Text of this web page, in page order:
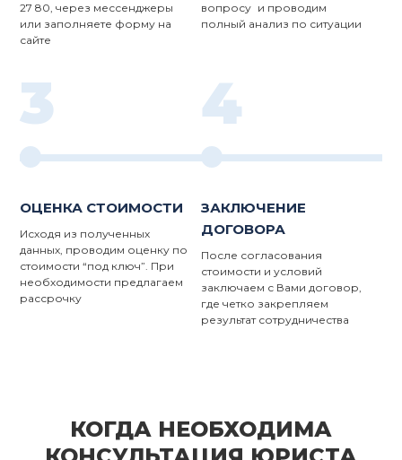
27 80, через мессенджеры
или заполняете форму на
сайте
вопросу и проводим
полный анализ по ситуации
3
ОЦЕНКА СТОИМОСТИ
Исходя из полученных
данных, проводим оценку по
стоимости “под ключ”. При
необходимости предлагаем
рассрочку
4
ЗАКЛЮЧЕНИЕ
ДОГОВОРА
После согласования
стоимости и условий
заключаем с Вами договор,
где четко закрепляем
результат сотрудничества
КОГДА НЕОБХОДИМА